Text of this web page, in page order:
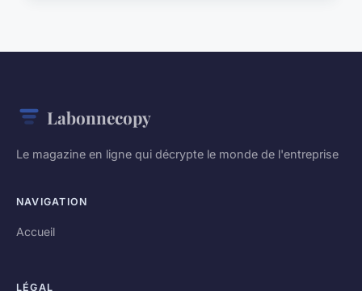
Labonnecopy
Le magazine en ligne qui décrypte le monde de l'entreprise
NAVIGATION
Accueil
LÉGAL